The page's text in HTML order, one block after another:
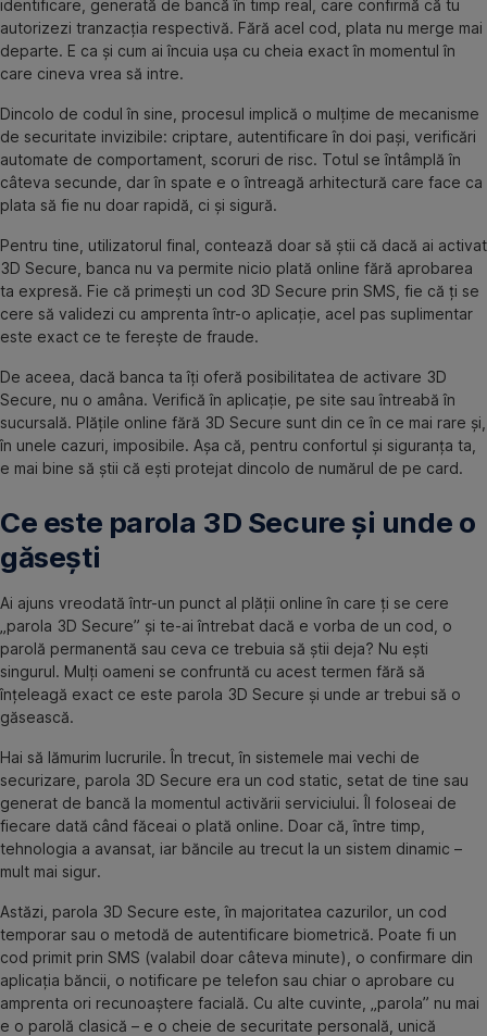
identificare, generată de bancă în timp real, care confirmă că tu
autorizezi tranzacția respectivă. Fără acel cod, plata nu merge mai
departe. E ca și cum ai încuia ușa cu cheia exact în momentul în
care cineva vrea să intre.
Dincolo de codul în sine, procesul implică o mulțime de mecanisme
de securitate invizibile: criptare, autentificare în doi pași, verificări
automate de comportament, scoruri de risc. Totul se întâmplă în
câteva secunde, dar în spate e o întreagă arhitectură care face ca
plata să fie nu doar rapidă, ci și sigură.
Pentru tine, utilizatorul final, contează doar să știi că dacă ai activat
3D Secure, banca nu va permite nicio plată online fără aprobarea
ta expresă. Fie că primești un cod 3D Secure prin SMS, fie că ți se
cere să validezi cu amprenta într-o aplicație, acel pas suplimentar
este exact ce te ferește de fraude.
De aceea, dacă banca ta îți oferă posibilitatea de activare 3D
Secure, nu o amâna. Verifică în aplicație, pe site sau întreabă în
sucursală. Plățile online fără 3D Secure sunt din ce în ce mai rare și,
în unele cazuri, imposibile. Așa că, pentru confortul și siguranța ta,
e mai bine să știi că ești protejat dincolo de numărul de pe card.
Ce este parola 3D Secure și unde o
găsești
Ai ajuns vreodată într-un punct al plății online în care ți se cere
„parola 3D Secure” și te-ai întrebat dacă e vorba de un cod, o
parolă permanentă sau ceva ce trebuia să știi deja? Nu ești
singurul. Mulți oameni se confruntă cu acest termen fără să
înțeleagă exact ce este parola 3D Secure și unde ar trebui să o
găsească.
Hai să lămurim lucrurile. În trecut, în sistemele mai vechi de
securizare, parola 3D Secure era un cod static, setat de tine sau
generat de bancă la momentul activării serviciului. Îl foloseai de
fiecare dată când făceai o plată online. Doar că, între timp,
tehnologia a avansat, iar băncile au trecut la un sistem dinamic –
mult mai sigur.
Astăzi, parola 3D Secure este, în majoritatea cazurilor, un cod
temporar sau o metodă de autentificare biometrică. Poate fi un
cod primit prin SMS (valabil doar câteva minute), o confirmare din
aplicația băncii, o notificare pe telefon sau chiar o aprobare cu
amprenta ori recunoaștere facială. Cu alte cuvinte, „parola” nu mai
e o parolă clasică – e o cheie de securitate personală, unică